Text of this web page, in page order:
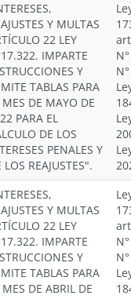
Y MULTAS
22 LEY
IMPARTE
Y
TABLAS PARA
MES DE MAYO DE
PARA EL
DE LOS
PENALES Y
LOS REAJUSTES".
Y MULTAS
22 LEY
IMPARTE
Y
TABLAS PARA
MES DE ABRIL DE